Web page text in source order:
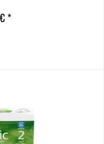
*